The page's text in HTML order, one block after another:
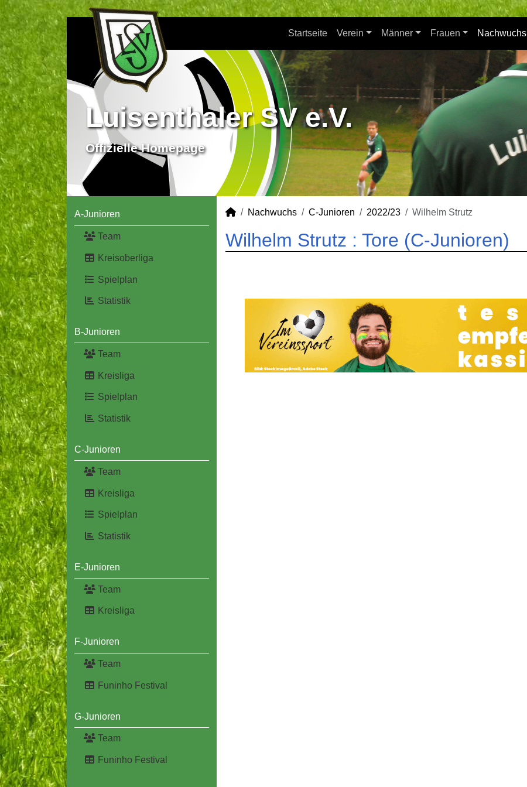
Startseite Verein Männer Frauen Nachwuchs
Luisenthaler SV e.V.
Offizielle Homepage
A-Junioren
Team
Kreisoberliga
Spielplan
Statistik
B-Junioren
Team
Kreisliga
Spielplan
Statistik
C-Junioren
Team
Kreisliga
Spielplan
Statistik
E-Junioren
Team
Kreisliga
F-Junioren
Team
Funinho Festival
G-Junioren
Team
Funinho Festival
Nachwuchs C-Junioren 2022/23 Wilhelm Strutz
Wilhelm Strutz : Tore (C-Junioren)